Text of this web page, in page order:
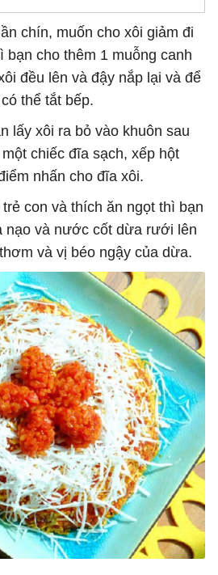
9L
chín, muốn cho xôi giảm đi
bạn cho thêm 1 muỗng canh
đều lên và đậy nắp lại và để
thể tắt bếp.
lấy xôi ra bỏ vào khuôn sau
chiếc đĩa sạch, xếp hột
nhấn cho đĩa xôi.
con và thích ăn ngọt thì bạn
nạo và nước cốt dừa rưới lên
và vị béo ngậy của dừa.